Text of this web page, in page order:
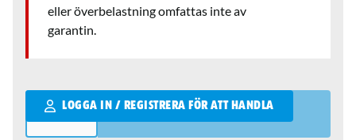
eller överbelastning omfattas inte av
garantin.
LOGGA IN / REGISTRERA FÖR ATT HANDLA
Qantity